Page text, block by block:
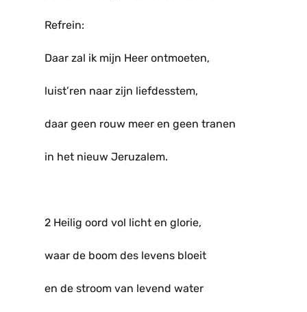
Refrein:
Daar zal ik mijn Heer ontmoeten,
luist’ren naar zijn liefdesstem,
daar geen rouw meer en geen tranen
in het nieuw Jeruzalem.
2 Heilig oord vol licht en glorie,
waar de boom des levens bloeit
en de stroom van levend water